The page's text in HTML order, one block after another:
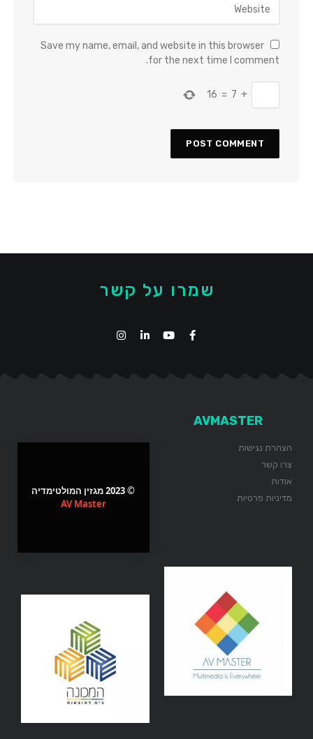
Save my name, email, and website in this browser
for the next time I comment.
+
7
=
16
שמרו על קשר
AVMASTER
הצהרת נגישות
צרו קשר
אודות
מדיניות פרטיות
© 2023 מגזין המולטימדיה
AV Master